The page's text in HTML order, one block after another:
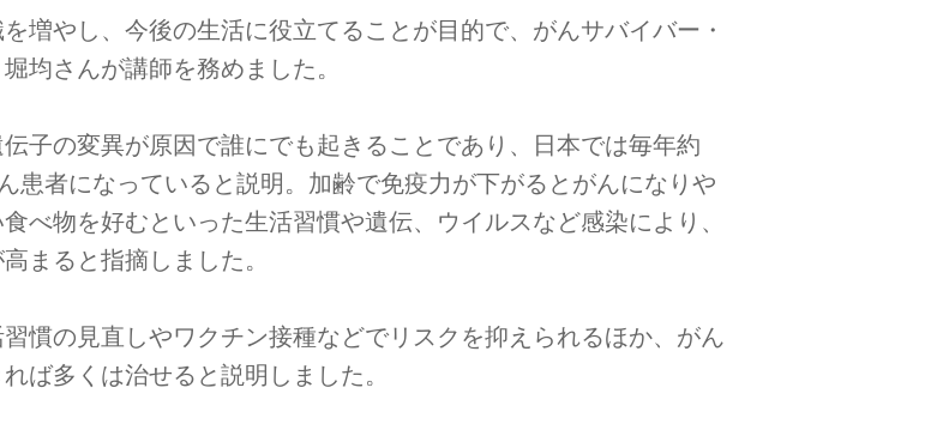
増やし、今後の生活に役立てることが目的で、がんサバイバー・
均さんが講師を務めました。
子の変異が原因で誰にでも起きることであり、日本では毎年約
患者になっていると説明。加齢で免疫力が下がるとがんになりや
べ物を好むといった生活習慣や遺伝、ウイルスなど感染により、
まると指摘しました。
慣の見直しやワクチン接種などでリスクを抑えられるほか、がん
ば多くは治せると説明しました。